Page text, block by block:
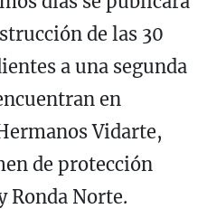
de las 30
a una segunda
en
Vidarte,
de protección
Ronda Norte.